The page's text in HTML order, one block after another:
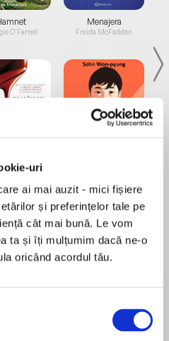
uri
ai mai auzit - mici fișiere
și preferințelor tale pe
cât mai bună. Le vom
ta și îți mulțumim dacă ne-o
oricând acordul tău.
O'Farrell
la...
Weisberger
Menajera
Freida McFadden
Warren have always
wants. Rich agrees—if